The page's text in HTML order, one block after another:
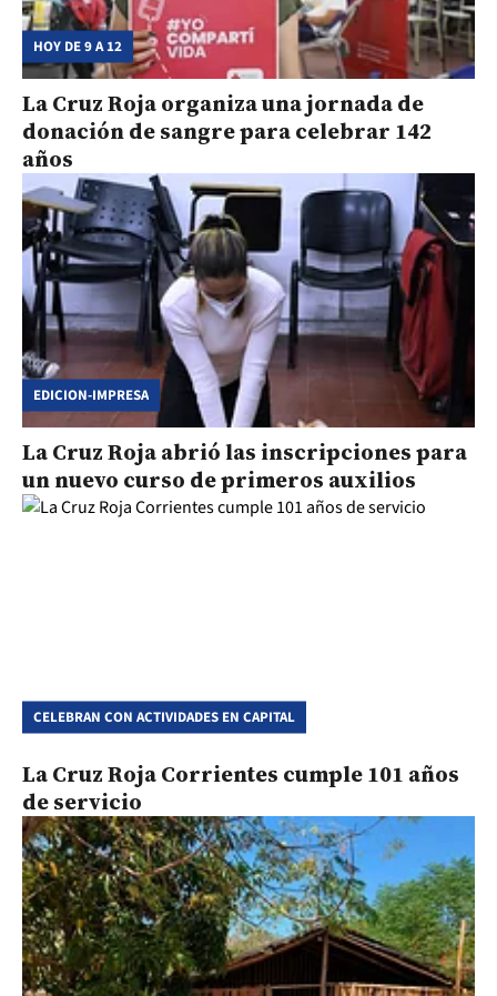
HOY DE 9 A 12
La Cruz Roja organiza una jornada de
donación de sangre para celebrar 142
años
EDICION-IMPRESA
La Cruz Roja abrió las inscripciones para
un nuevo curso de primeros auxilios
CELEBRAN CON ACTIVIDADES EN CAPITAL
La Cruz Roja Corrientes cumple 101 años
de servicio